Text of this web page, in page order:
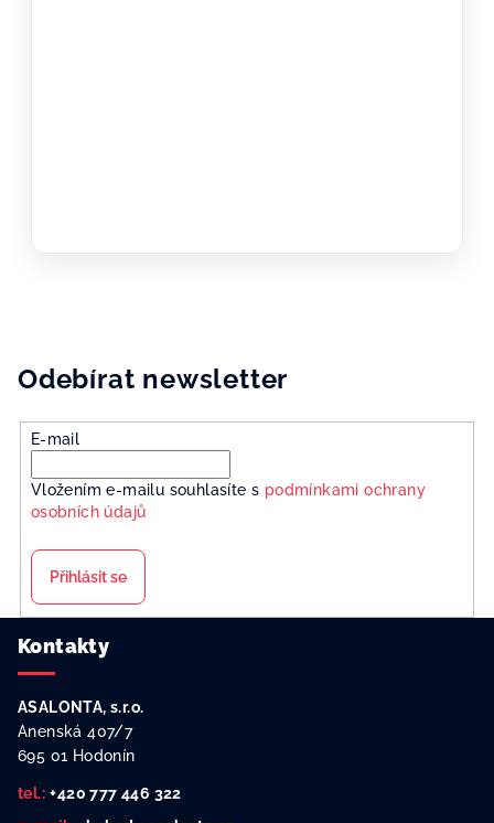
Odebírat newsletter
E-mail
Vložením e-mailu souhlasíte s podmínkami ochrany
osobních údajů
Přihlásit se
Kontakty
ASALONTA, s.r.o.
Anenská 407/7
695 01 Hodonín
tel.: +420 777 446 322